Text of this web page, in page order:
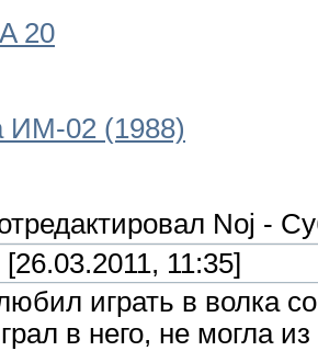
20
ИМ-02 (1988)
Noj -
[26.03.2011, 11:35]
играть в волка
в него, не могла